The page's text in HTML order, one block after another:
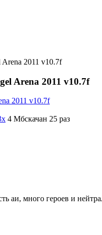
Arena 2011 v10.7f
Arena 2011 v10.7f
4 Мбскачан 25 раз
аи, много героев и